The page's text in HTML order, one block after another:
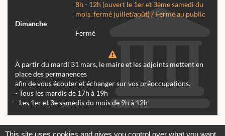
8h - 12h (ouvert le 1er et 3ème samedi du
mois, fermé juillet/août) / Fermé au public
Dimanche
Fermé
À partir du mardi 31 mars, le maire et les adjoints mettent en
place des permanences
afin de vous écouter et échanger sur vos préoccupations.
- Tous les mardis de 17h à 19h
- Les 1er et 3e samedis du mois de 9h à 12h
This site uses cookies and gives you control over what you want